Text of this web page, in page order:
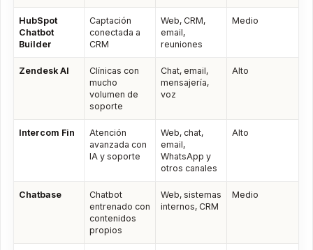
HubSpot
Chatbot
Builder
Captación
conectada a
CRM
Web, CRM,
email,
reuniones
Medio
Zendesk AI
Clínicas con
mucho
volumen de
soporte
Chat, email,
mensajería,
voz
Alto
Intercom Fin
Atención
avanzada con
IA y soporte
Web, chat,
email,
WhatsApp y
otros canales
Alto
Chatbase
Chatbot
entrenado con
contenidos
propios
Web, sistemas
internos, CRM
Medio